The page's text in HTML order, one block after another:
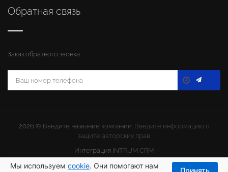
Мы используем cookie. Они помогают нам
Принять
Обратная связь
Заказ обратного звонка
2026 © Введите название компании. Введите информацию о
защите авторских прав
Интеграция INTRUM CRM